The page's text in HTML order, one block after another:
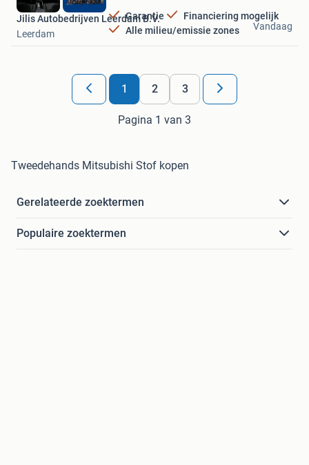
Garantie
Financiering mogelijk
Alle milieu/emissie zones
Jilis Autobedrijven Leerdam B.V.
Leerdam
Vandaag
1 2 3
Pagina 1 van 3
Tweedehands Mitsubishi Stof kopen
Gerelateerde zoektermen
Populaire zoektermen